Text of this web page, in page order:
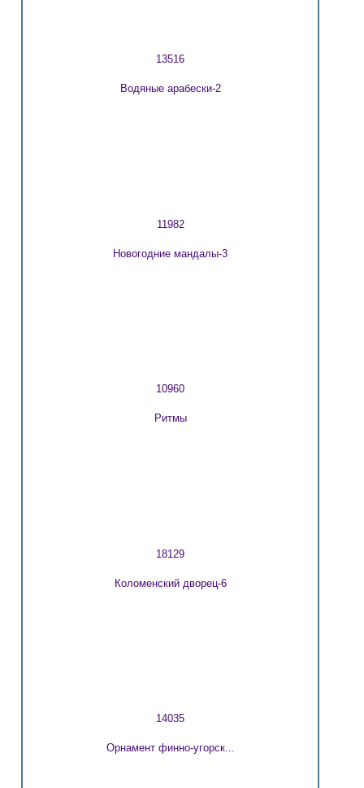
13516
Водяные арабески-2
11982
Новогодние мандалы-3
10960
Ритмы
18129
Коломенский дворец-6
14035
Орнамент финно-угорск...